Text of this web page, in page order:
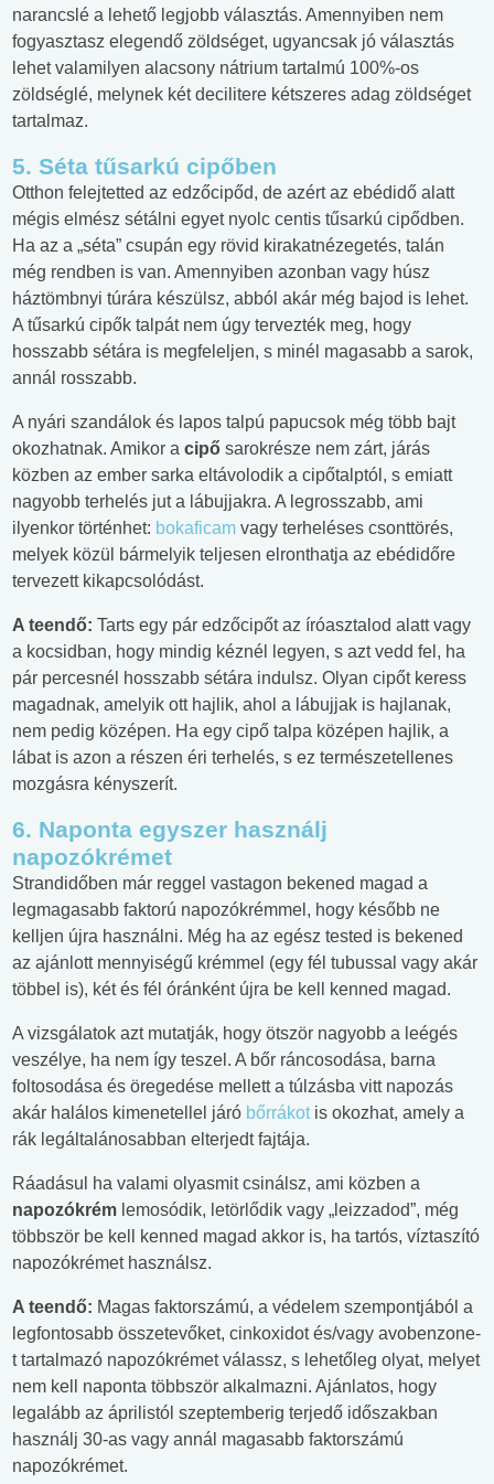
narancslé a lehető legjobb választás. Amennyiben nem
fogyasztasz elegendő zöldséget, ugyancsak jó választás
lehet valamilyen alacsony nátrium tartalmú 100%-os
zöldséglé, melynek két decilitere kétszeres adag zöldséget
tartalmaz.
5. Séta tűsarkú cipőben
Otthon felejtetted az edzőcipőd, de azért az ebédidő alatt
mégis elmész sétálni egyet nyolc centis tűsarkú cipődben.
Ha az a „séta” csupán egy rövid kirakatnézegetés, talán
még rendben is van. Amennyiben azonban vagy húsz
háztömbnyi túrára készülsz, abból akár még bajod is lehet.
A tűsarkú cipők talpát nem úgy tervezték meg, hogy
hosszabb sétára is megfeleljen, s minél magasabb a sarok,
annál rosszabb.
A nyári szandálok és lapos talpú papucsok még több bajt
okozhatnak. Amikor a cipő sarokrésze nem zárt, járás
közben az ember sarka eltávolodik a cipőtalptól, s emiatt
nagyobb terhelés jut a lábujjakra. A legrosszabb, ami
ilyenkor történhet: bokaficam vagy terheléses csonttörés,
melyek közül bármelyik teljesen elronthatja az ebédidőre
tervezett kikapcsolódást.
A teendő: Tarts egy pár edzőcipőt az íróasztalod alatt vagy
a kocsidban, hogy mindig kéznél legyen, s azt vedd fel, ha
pár percesnél hosszabb sétára indulsz. Olyan cipőt keress
magadnak, amelyik ott hajlik, ahol a lábujjak is hajlanak,
nem pedig középen. Ha egy cipő talpa középen hajlik, a
lábat is azon a részen éri terhelés, s ez természetellenes
mozgásra kényszerít.
6. Naponta egyszer használj
napozókrémet
Strandidőben már reggel vastagon bekened magad a
legmagasabb faktorú napozókrémmel, hogy később ne
kelljen újra használni. Még ha az egész tested is bekened
az ajánlott mennyiségű krémmel (egy fél tubussal vagy akár
többel is), két és fél óránként újra be kell kenned magad.
A vizsgálatok azt mutatják, hogy ötször nagyobb a leégés
veszélye, ha nem így teszel. A bőr ráncosodása, barna
foltosodása és öregedése mellett a túlzásba vitt napozás
akár halálos kimenetellel járó bőrrákotis okozhat, amely a
rák legáltalánosabban elterjedt fajtája.
Ráadásul ha valami olyasmit csinálsz, ami közben a
napozókrém lemosódik, letörlődik vagy „leizzadod”, még
többször be kell kenned magad akkor is, ha tartós, víztaszító
napozókrémet használsz.
A teendő: Magas faktorszámú, a védelem szempontjából a
legfontosabb összetevőket, cinkoxidot és/vagy avobenzone-
t tartalmazó napozókrémet válassz, s lehetőleg olyat, melyet
nem kell naponta többször alkalmazni. Ajánlatos, hogy
legalább az áprilistól szeptemberig terjedő időszakban
használj 30-as vagy annál magasabb faktorszámú
napozókrémet.